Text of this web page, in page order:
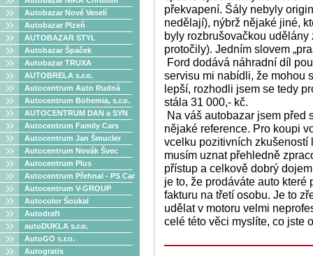
Autobazar Nové Veselí
Autobazar Plzeň
AUTOBAZAR STYL
Autobazar Špaček
Autobazar TRUXA
AUTOBRELA s.r.o.
Autocentrum Auto Rudná
Autocentrum Bohemia, s.r.o.
AUTOCENTRUM DAN a SYN
Autocentrum Family Cars
Autocentrum Jan Šmucler
Autocentrum Novák Švec
Autocentrum Plus
Autocentrum Přehnal - PS Car
Autocentrum V-GROUP
Autocolor Šoukal
Autodraft
autoDUKLA s.r.o.
AutoGO s.r.o.
Autogratis
překvapení. Šály nebyly
nedělají), nýbrž nějaké jiné,
byly rozbrušovačkou
protočily). Jedním slovem
Ford dodává náhradní díl
servisu mi nabídli, že mohou
lepší, rozhodli jsem se tedy
stála 31 000,- kč.
Na váš autobazar jsem před
nějaké reference. Pro koupi
vcelku pozitivních zkušeností
musím uznat přehledně
přístup a celkově dobrý
je to, že prodáváte auto
fakturu na třetí osobu. Je to
udělat v motoru velmi
celé této věci myslíte, co